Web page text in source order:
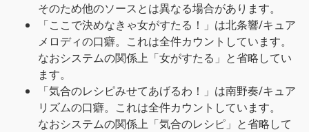
そのため他のソースとは異なる場合があります。
「ここで決めなきゃ女がすたる！」は北条響/キュア
メロディの口癖。これは全件カウントしています。
なおシステムの関係上「女がすたる」と省略してい
ます。
「気合のレシピみせてあげるわ！」は南野奏/キュア
リズムの口癖。これは全件カウントしています。
なおシステムの関係上「気合のレシピ」と省略して